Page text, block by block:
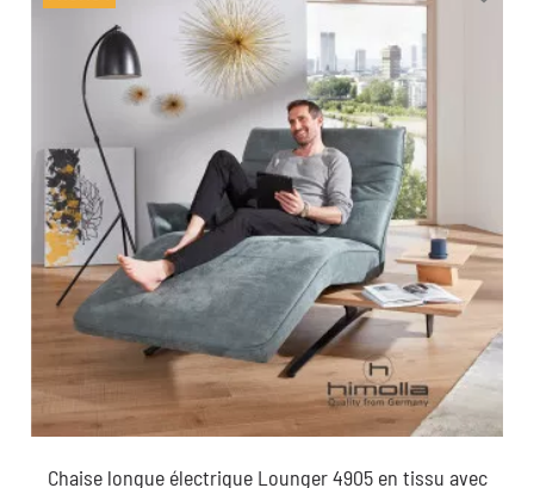
Chaise longue électrique Lounger 4905 en tissu avec